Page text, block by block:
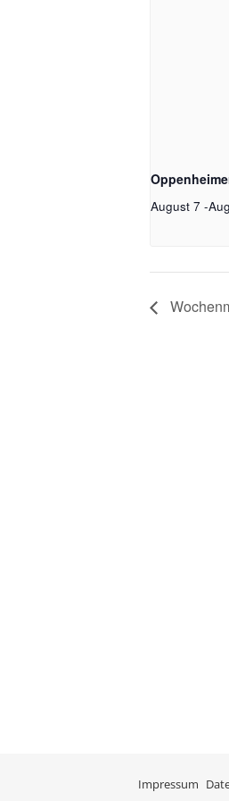
August 7 -
Impressum